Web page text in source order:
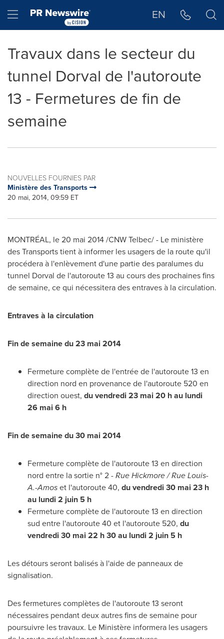
Hamburger menu EN
Travaux dans le secteur du
tunnel Dorval de l'autoroute
13 - Fermetures de fin de
semaine
NOUVELLES FOURNIES PAR
Ministère des Transports
20 mai, 2014, 09:59 ET
MONTRÉAL, le 20 mai 2014 /CNW Telbec/ - Le ministère
des Transports tient à informer les usagers de la route qu'il
procédera à l'enlèvement d'une partie des paralumes du
tunnel Dorval de l'autoroute 13 au cours des prochaines fins
de semaine, ce qui nécessitera des entraves à la circulation.
Entraves à la circulation
Fin de semaine du 23 mai 2014
Fermeture complète de l'entrée de l'autoroute 13 en
direction nord en provenance de l'autoroute 520 en
direction ouest, du vendredi 23 mai 20 h au lundi
26 mai 6 h
Fin de semaine du 30 mai 2014
Fermeture complète de l'autoroute 13 en direction
nord entre la sortie n° 2 -Rue Hickmore / Rue Louis-
A.-Amoset l'autoroute 40, du vendredi 30 mai 23 h
au lundi 2 juin 5 h
Fermeture complète de l'autoroute 13 en direction
sud entre l'autoroute 40 et l'autoroute 520, du
vendredi 30 mai 22 h 30 au lundi 2 juin 5 h
Les détours seront balisés à l'aide de panneaux de
signalisation.
Des fermetures complètes de l'autoroute 13 seront
nécessaires pendant deux autres fins de semaine pour
poursuivre les travaux. Le Ministère informera les usagers